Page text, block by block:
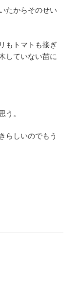
たからそのせい
もトマトも接ぎ
していない苗に
う。
らしいのでもう